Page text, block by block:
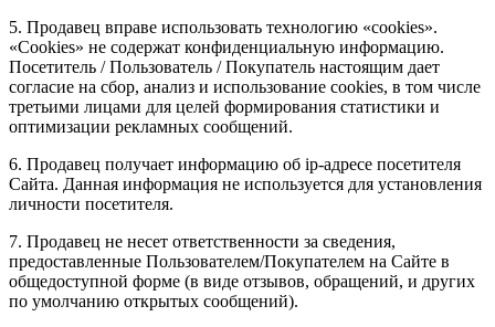
5. Продавец вправе использовать технологию «cookies».
«Cookies» не содержат конфиденциальную информацию.
Посетитель / Пользователь / Покупатель настоящим дает
согласие на сбор, анализ и использование cookies, в том числе
третьими лицами для целей формирования статистики и
оптимизации рекламных сообщений.
6. Продавец получает информацию об ip-адресе посетителя
Сайта. Данная информация не используется для установления
личности посетителя.
7. Продавец не несет ответственности за сведения,
предоставленные Пользователем/Покупателем на Сайте в
общедоступной форме (в виде отзывов, обращений, и других
по умолчанию открытых сообщений).